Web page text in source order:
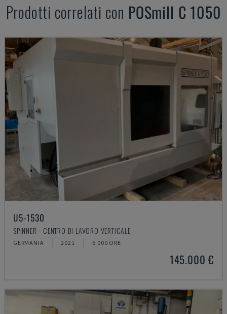
Prodotti correlati con POSmill C 1050
U5-1530
SPINNER - CENTRO DI LAVORO VERTICALE
GERMANIA 2021 6.000 ORE
145.000 €